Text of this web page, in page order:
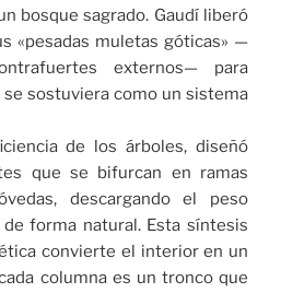
bosque sagrado. Gaudí liberó
«pesadas muletas góticas» —
externos— para
sostuviera como un sistema
de los árboles, diseñó
que se bifurcan en ramas
descargando el peso
forma natural. Esta síntesis
convierte el interior en un
columna es un tronco que